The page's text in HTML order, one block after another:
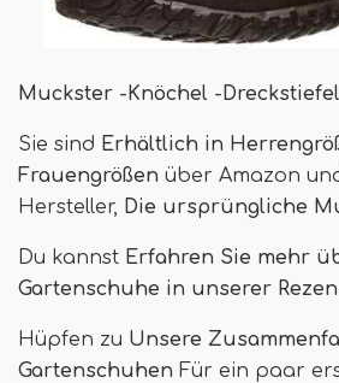
Muckster -Knöchel -Dreckstiefel
Sie sind Erhältlich in
Frauengrößen über Amazon
Hersteller, Die ursprüngliche
Du kannst Erfahren Sie mehr
Gartenschuhe in unserer
Hüpfen zu Unsere
Gartenschuhen Für ein paar